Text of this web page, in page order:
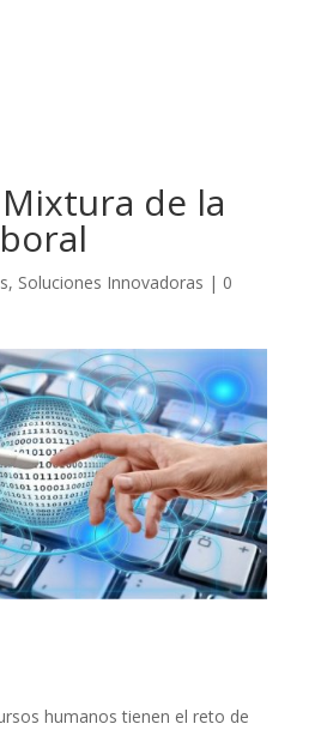
de la
, Soluciones Innovadoras | 0
humanos tienen el reto de